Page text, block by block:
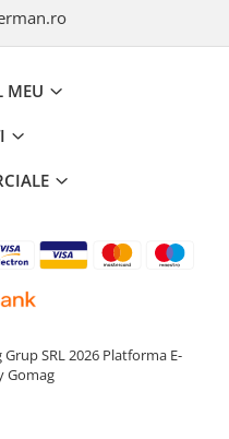
MEU
SRL 2026 Platforma E-
Gomag